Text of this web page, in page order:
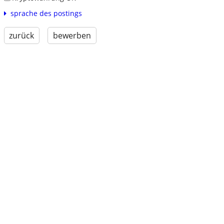
sprache des postings
zurück bewerben